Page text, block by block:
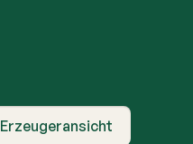
Erzeugeransicht